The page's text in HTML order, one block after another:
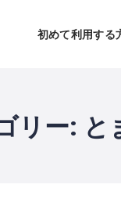
初めて利用する
リー: と